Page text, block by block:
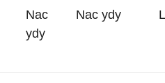
Nac
ydy
Nac ydy